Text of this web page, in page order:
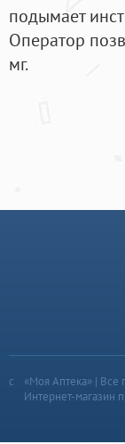
подымает
Оператор
мг.
«Моя Аптека» |
Интернет-магазин